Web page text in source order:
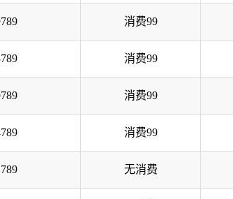
消费99
消费99
消费99
消费99
无消费